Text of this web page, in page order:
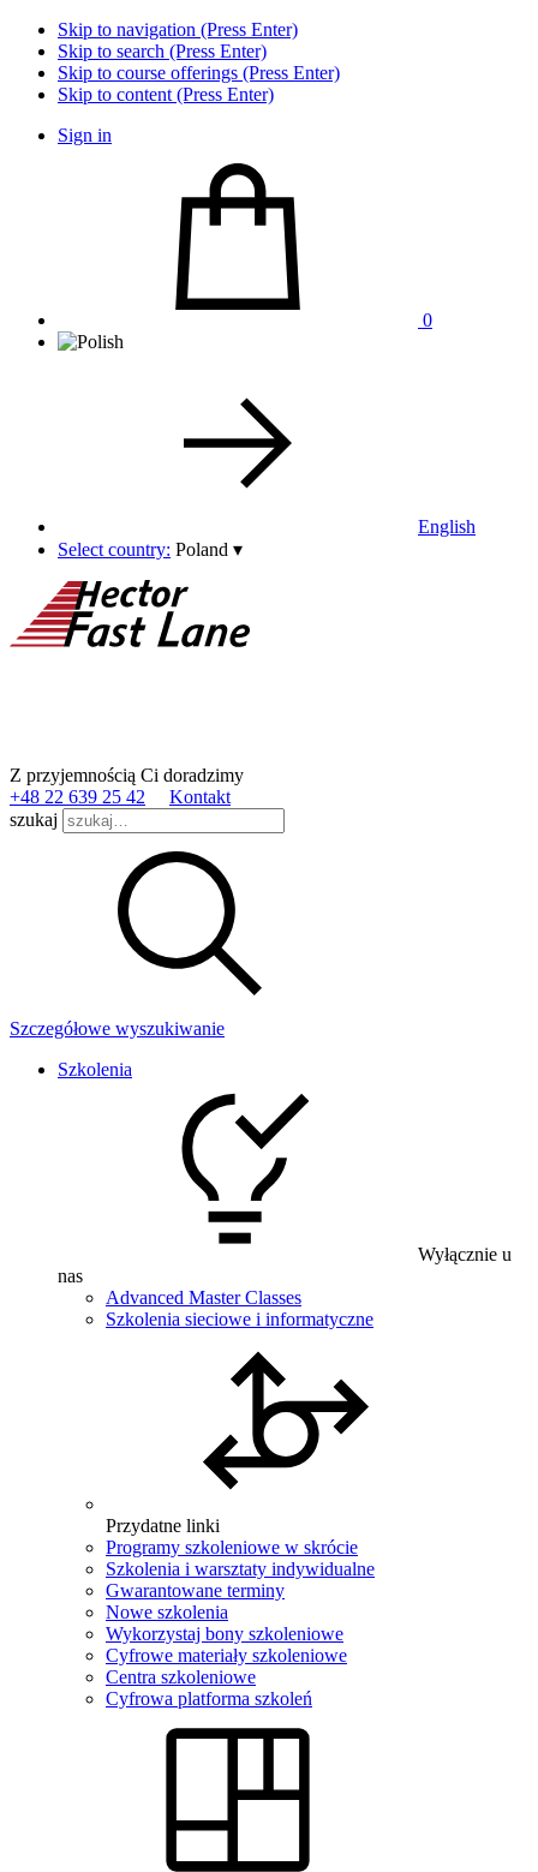
Skip to navigation (Press Enter)
Skip to search (Press Enter)
Skip to course offerings (Press Enter)
Skip to content (Press Enter)
Sign in
0
English
Select country: Poland ▾
Z przyjemnością Ci doradzimy
+48 22 639 25 42
Kontakt
szukaj
Szczegółowe wyszukiwanie
Szkolenia
Wyłącznie u
nas
Advanced Master Classes
Szkolenia sieciowe i informatyczne
Przydatne linki
Programy szkoleniowe w skrócie
Szkolenia i warsztaty indywidualne
Gwarantowane terminy
Nowe szkolenia
Wykorzystaj bony szkoleniowe
Cyfrowe materiały szkoleniowe
Centra szkoleniowe
Cyfrowa platforma szkoleń